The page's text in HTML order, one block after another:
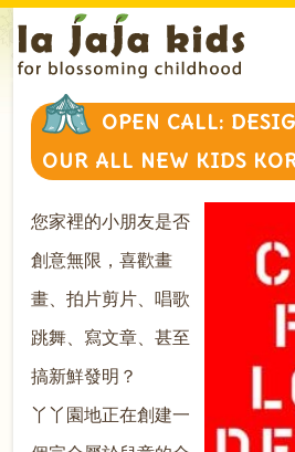
OPEN CALL:
OUR ALL NEW KIDS
您家裡的小朋友是否
創意無限，喜歡畫
畫、拍片剪片、唱歌
跳舞、寫文章、甚至
搞新鮮發明？
丫丫園地正在創建一